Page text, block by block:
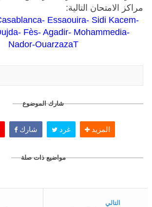
مراكز الامتحان التالية:
Essaouira- Sidi Kacem-
Fès- Agadir- Mohammedia-
Nador-OuarzazaT
شارك الموضوع
شارك غرد المزيد
مواضيع ذات صلة
التالي